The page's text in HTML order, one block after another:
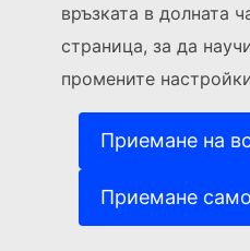
връзката в долната
страница, за да
промените
Приемане на
Приемане
Sledujte Evropskou komisi
За контакти(Външна
Докладване на ИТ
Езици на нашите
Бисквитки(Външна връзка)
Политика за поверителност
Правна информация
Достъпност